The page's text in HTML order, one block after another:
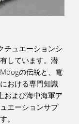
チュエーションシ
しています。潜
の伝統と、電
おける専門知識
および海中海軍ア
エーションサプ
。